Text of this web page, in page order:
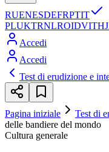
RUENESDEFRPTIT
PLUKTRNLROIDVITH
Accedi
Accedi
Test di erudizione e
Pagina iniziale Test di
delle bandiere del mondo
Cultura generale